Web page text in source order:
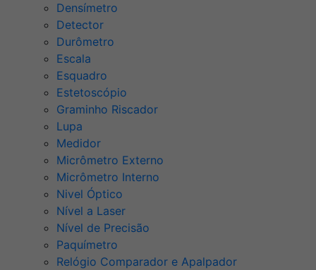
Densímetro
Detector
Durômetro
Escala
Esquadro
Estetoscópio
Graminho Riscador
Lupa
Medidor
Micrômetro Externo
Micrômetro Interno
Nivel Óptico
Nível a Laser
Nível de Precisão
Paquímetro
Relógio Comparador e Apalpador